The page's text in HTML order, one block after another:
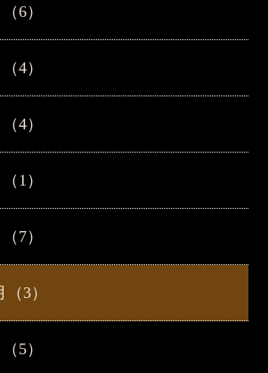
6）
4）
4）
1）
7）
3）
5）